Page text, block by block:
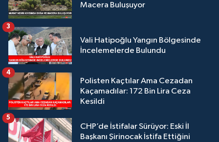
Macera Buluşuyor
Vali Hatipoğlu Yangın Bölgesinde
İncelemelerde Bulundu
3
Polisten Kaçtılar Ama Cezadan
Kaçamadılar: 172 Bin Lira Ceza
Kesildi
4
CHP’de İstifalar Sürüyor: Eski İl
Başkanı Şirinocak İstifa Ettiğini
5